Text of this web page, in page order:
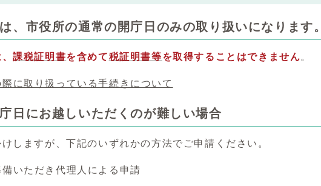
、市役所の通常の開庁日のみの取り扱いになります。
、課税証明書を含めて税証明書等を取得することはできません。
に取り扱っている手続きについて
日にお越しいただくのが難しい場合
しますが、下記のいずれかの方法でご申請ください。
備いただき代理人による申請